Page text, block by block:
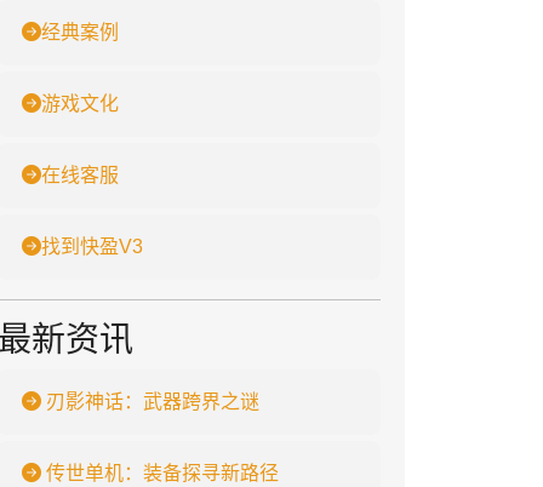
经典案例
游戏文化
在线客服
找到快盈V3
最新资讯
刃影神话：武器跨界之谜
传世单机：装备探寻新路径